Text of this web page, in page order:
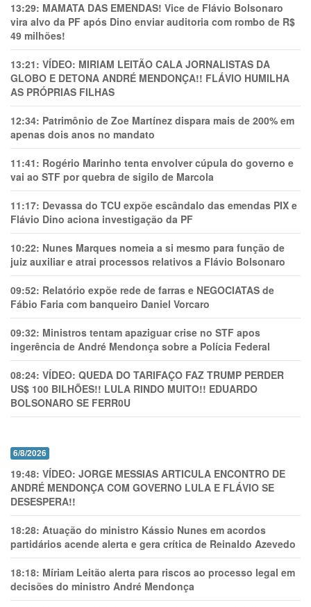
13:29: MAMATA DAS EMENDAS! Vice de Flávio Bolsonaro
vira alvo da PF após Dino enviar auditoria com rombo de R$
49 milhões!
13:21: VÍDEO: MIRIAM LEITÃO CALA JORNALISTAS DA
GLOBO E DETONA ANDRÉ MENDONÇA!! FLÁVIO HUMILHA
AS PRÓPRIAS FILHAS
12:34: Patrimônio de Zoe Martínez dispara mais de 200% em
apenas dois anos no mandato
11:41: Rogério Marinho tenta envolver cúpula do governo e
vai ao STF por quebra de sigilo de Marcola
11:17: Devassa do TCU expõe escândalo das emendas PIX e
Flávio Dino aciona investigação da PF
10:22: Nunes Marques nomeia a si mesmo para função de
juiz auxiliar e atrai processos relativos a Flávio Bolsonaro
09:52: Relatório expõe rede de farras e NEGOCIATAS de
Fábio Faria com banqueiro Daniel Vorcaro
09:32: Ministros tentam apaziguar crise no STF apos
ingerência de André Mendonça sobre a Polícia Federal
08:24: VÍDEO: QUEDA DO TARIFAÇO FAZ TRUMP PERDER
US$ 100 BILHÕES!! LULA RINDO MUITO!! EDUARDO
BOLSONARO SE FERR0U
6/8/2026
19:48: VÍDEO: JORGE MESSIAS ARTICULA ENCONTRO DE
ANDRÉ MENDONÇA COM GOVERNO LULA E FLÁVIO SE
DESESPERA!!
18:28: Atuação do ministro Kássio Nunes em acordos
partidários acende alerta e gera crítica de Reinaldo Azevedo
18:18: Míriam Leitão alerta para riscos ao processo legal em
decisões do ministro André Mendonça